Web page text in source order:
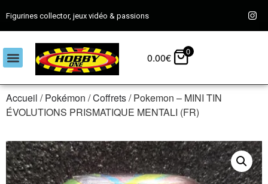
Figurines collector, jeux vidéo & passions
0.00€ 0
Accueil /Pokémon /Coffrets/ Pokemon – MINI TIN
ÉVOLUTIONS PRISMATIQUE MENTALI (FR)